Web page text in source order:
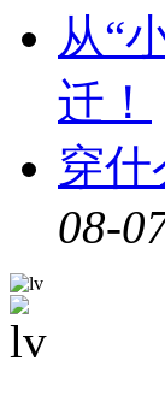
从“
迁！
穿
08-